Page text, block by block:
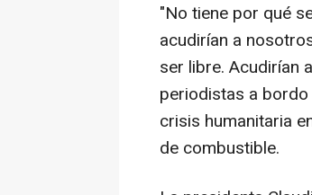
"No tiene por qué
acudirían a
ser libre. Acudirían
periodistas a
crisis humanitaria
de combustible.